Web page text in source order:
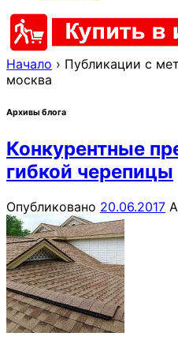
Начало › Публикации с
москва
Архивы блога
Конкурентные
гибкой черепицы
Опубликовано 20.06.2017